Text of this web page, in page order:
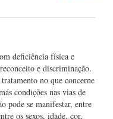
deficiência física e
e discriminação.
no que concerne
condições nas vias de
pode se manifestar, entre
os sexos, idade, cor,